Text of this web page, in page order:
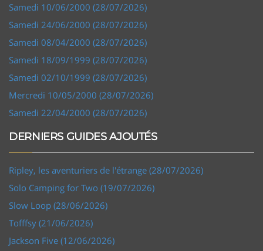
Samedi 10/06/2000 (28/07/2026)
Samedi 24/06/2000 (28/07/2026)
Samedi 08/04/2000 (28/07/2026)
Samedi 18/09/1999 (28/07/2026)
Samedi 02/10/1999 (28/07/2026)
Mercredi 10/05/2000 (28/07/2026)
Samedi 22/04/2000 (28/07/2026)
DERNIERS GUIDES AJOUTÉS
Ripley, les aventuriers de l'étrange (28/07/2026)
Solo Camping for Two (19/07/2026)
Slow Loop (28/06/2026)
Tofffsy (21/06/2026)
Jackson Five (12/06/2026)